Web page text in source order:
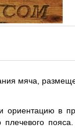
мяча,
в
пояса.